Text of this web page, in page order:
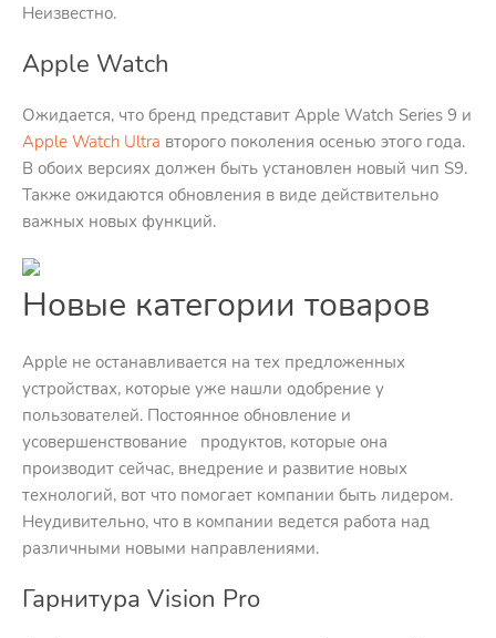
Неизвестно.
Apple Watch
Ожидается, что бренд представит Apple Watch Series 9 и
Apple Watch Ultra второго поколения осенью этого года.
В обоих версиях должен быть установлен новый чип S9.
Также ожидаются обновления в виде действительно
важных новых функций.
Новые категории товаров
Apple не останавливается на тех предложенных
устройствах, которые уже нашли одобрение у
пользователей. Постоянное обновление и
усовершенствование продуктов, которые она
производит сейчас, внедрение и развитие новых
технологий, вот что помогает компании быть лидером.
Неудивительно, что в компании ведется работа над
различными новыми направлениями.
Гарнитура Vision Pro